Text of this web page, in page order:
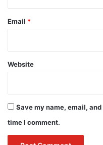
Email *
Website
Save my name, email,
time I comment.